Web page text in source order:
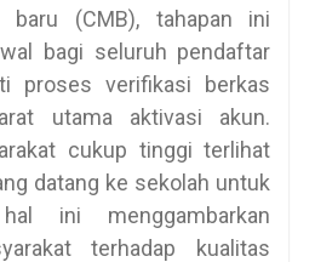
(CMB), tahapan ini
bagi seluruh pendaftar
proses verifikasi berkas
utama aktivasi akun.
cukup tinggi terlihat
datang ke sekolah untuk
ini menggambarkan
terhadap kualitas